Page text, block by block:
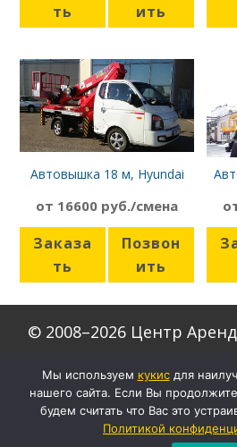
ть
ить
Автовышка 18 м, Hyundai
от 16600 руб./смена
Заказа
ть
Позвон
ить
© 2008–2026 Центр
Скачать формы
Настройки
Мы используем кукиcдля
нашего сайта. Если Вы
будем считать что Вас это
Политикой